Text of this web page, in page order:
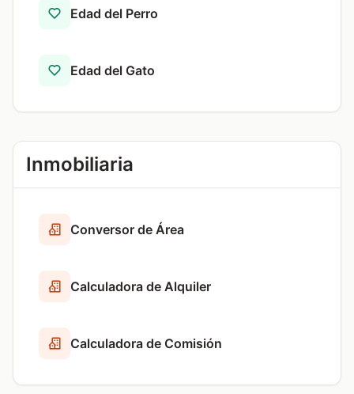
Edad del Perro
Edad del Gato
Inmobiliaria
Conversor de Área
Calculadora de Alquiler
Calculadora de Comisión